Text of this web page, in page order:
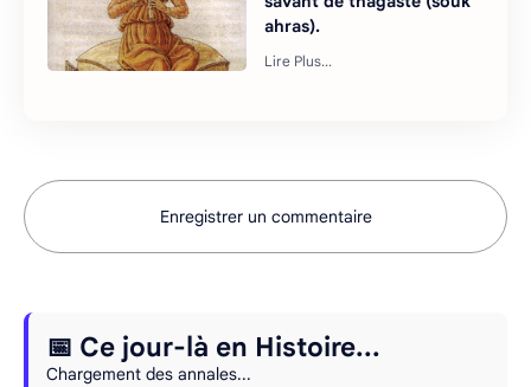
ahras).
Enregistrer un commentaire
📅 Ce jour-là en Histoire...
Chargement des annales...